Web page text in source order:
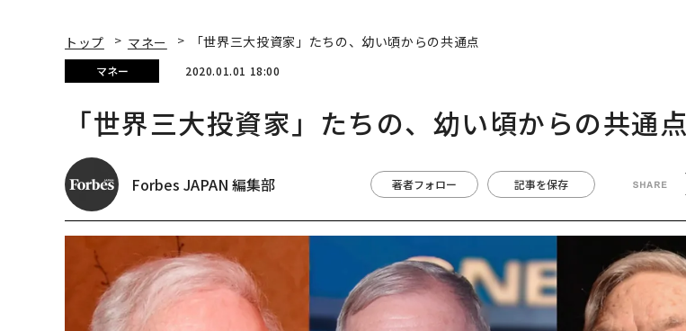
トップ マネー 「世界三大投資家」たちの、幼い頃からの共通点
マネー 2020.01.01 18:00
「世界三大投資家」たちの、幼い頃からの共通点
Forbes JAPAN 編集部 著者フォロー 記事を保存